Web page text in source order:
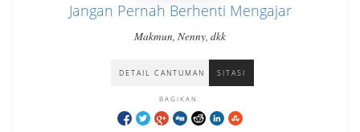
Jangan Pernah Berhenti Mengajar
Makmun, Nenny, dkk
DETAIL CANTUMAN SITASI
BAGIKAN: